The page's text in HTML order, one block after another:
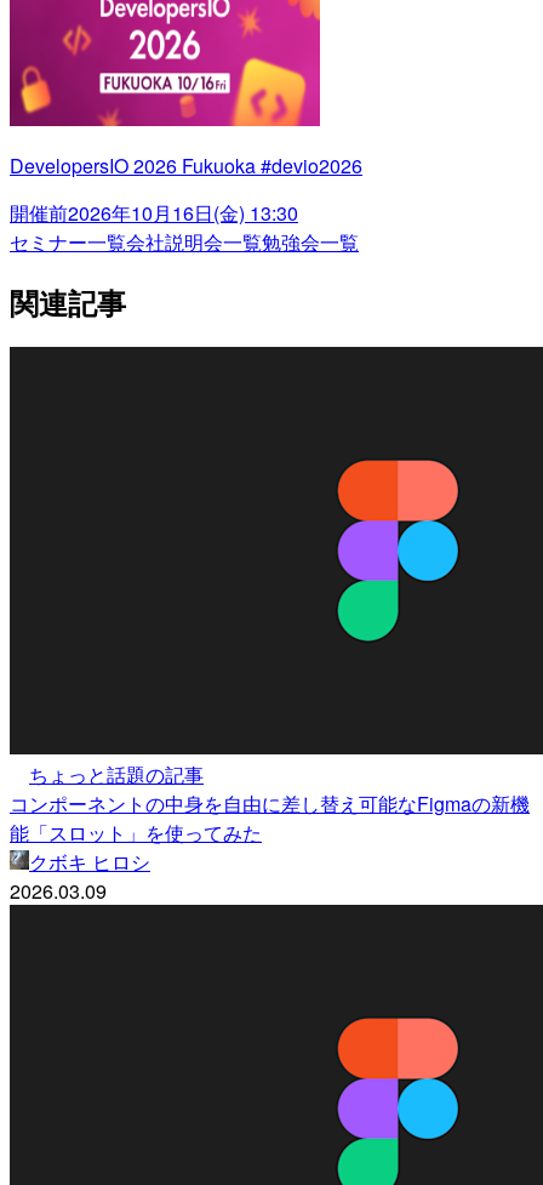
DevelopersIO 2026 Fukuoka #devio2026
開催前2026年10月16日(金) 13:30
セミナー一覧会社説明会一覧勉強会一覧
関連記事
ちょっと話題の記事
コンポーネントの中身を自由に差し替え可能なFigmaの新機
能「スロット」を使ってみた
クボキ ヒロシ
2026.03.09